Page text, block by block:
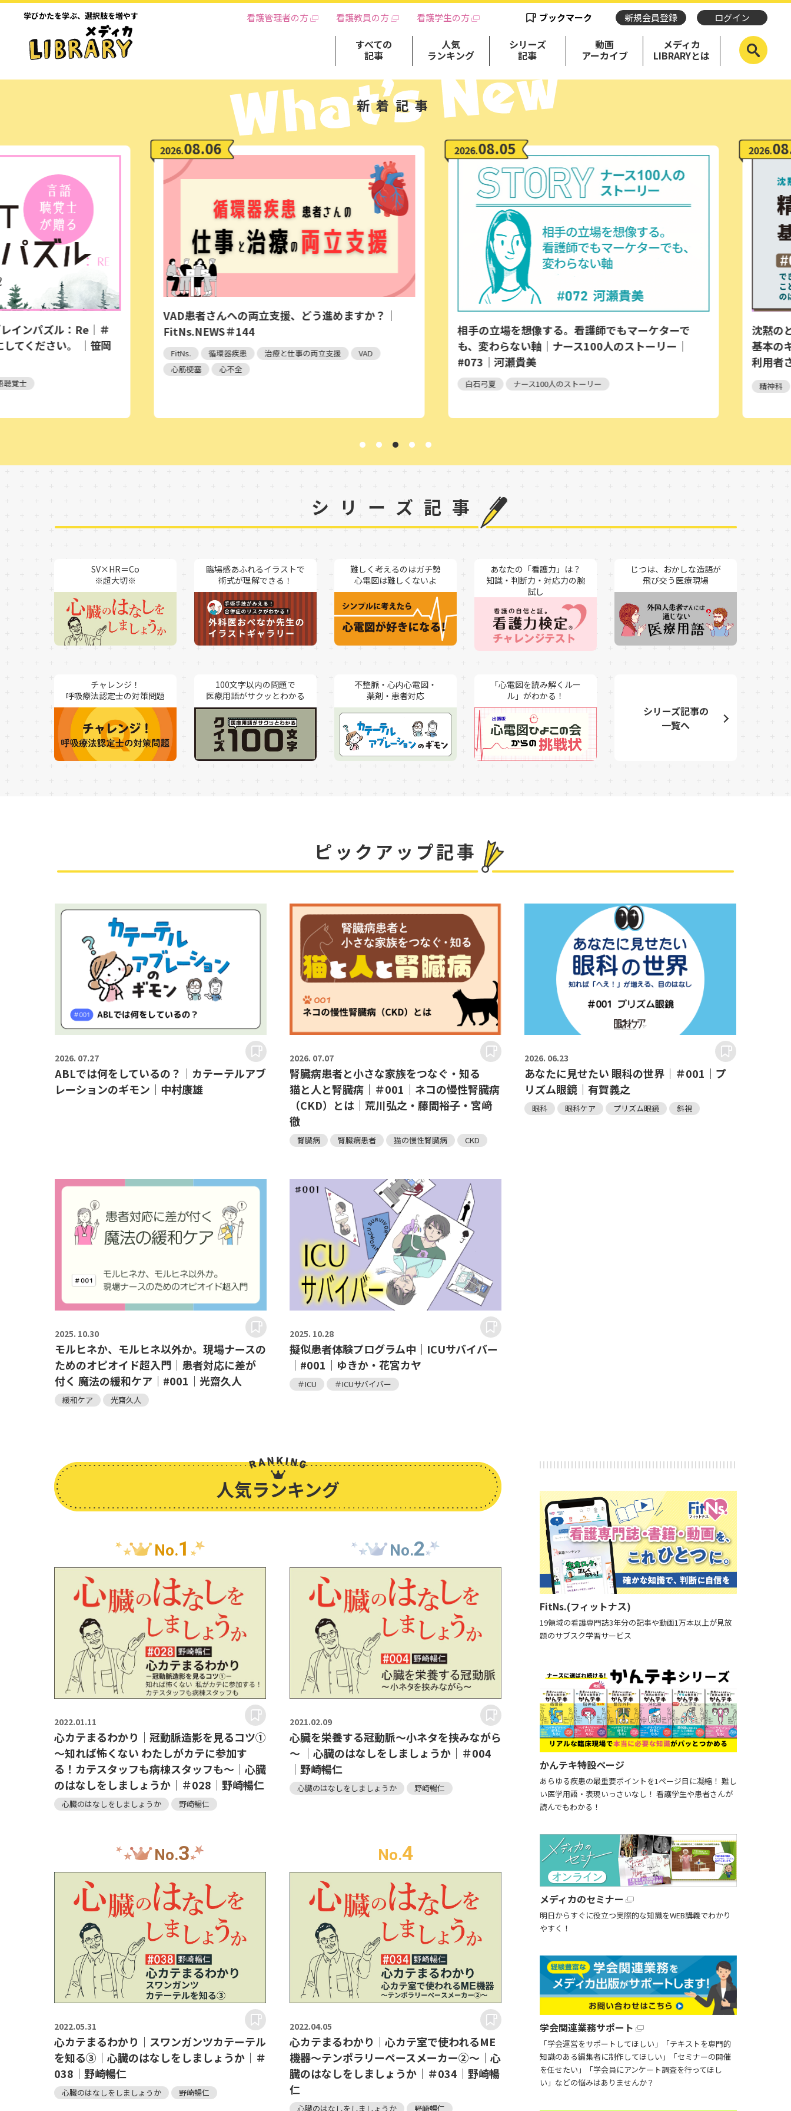
学びかたを学ぶ、 選択肢を増やす 看護管理者の方 看護教員の方 看護学生の方 ブックマーク 新規会員登録 ログイン
すべての
記事
人気
ランキング
シリーズ
記事
動画
アーカイブ
メディカ
LIBRARYとは
新着記事
ル：Re｜＃
さい。 ｜笹岡
2026. 08.06
VAD患者さんへの両立支援、どう進めますか？｜
FitNs.NEWS＃144
循環器疾患 治療と仕事の両立支援
VAD
心不全
2026. 08.05
相手の立場を想像する。看護師でもマーケターで
も、変わらない軸｜ナース100人のストーリー｜
#073｜河瀬貴美
ナース100人のストーリー
2026. 08.05
沈黙のとき、ど
基本のキホン
利用者さんが
護の場面で私
るということ
訪問看護
シリーズ記事
SV×HR＝Co
※超大切※
臨場感あふれるイラストで
術式が理解できる！
難しく考えるのはガチ勢
心電図は難しくないよ
あなたの「看護力」は？
知識・判断力・対応力の腕
試し
じつは、おかしな造語が
飛び交う医療現場
チャレンジ！
呼吸療法認定士の対策問題
100文字以内の問題で
不整脈・心内心電図・
薬剤・患者対応
「心電図を読み解くルー
ル」がわかる！
シリーズ記事の
一覧へ
ピックアップ記事
2026. 07.27
ABLでは何をしているの？｜カテーテルアブ
レーションのギモン｜中村康雄
2026. 07.07
腎臓病患者と小さな家族をつなぐ・知る
猫と人と腎臓病｜＃001｜ネコの慢性腎臓病
（CKD）とは｜荒川弘之・藤間裕子・宮﨑
徹
腎臓病 腎臓病患者 猫の慢性腎臓病 CKD
2026. 06.23
あなたに見せたい 眼科の世界｜＃001｜プ
リズム眼鏡｜有賀義之
眼科 眼科ケア プリズム眼鏡 斜視
2025. 10.30
モルヒネか、モルヒネ以外か。現場ナースの
ためのオピオイド超入門｜患者対応に差が
付く 魔法の緩和ケア｜#001｜光齋久人
緩和ケア 光齋久人
2025. 10.28
擬似患者体験プログラム中｜ICUサバイバー
｜#001｜ゆきか・花宮カヤ
＃ICU ＃ICUサバイバー
人気ランキング
No.1
2022.01.11
心カテまるわかり｜冠動脈造影を見るコツ①
～知れば怖くない わたしがカテに参加す
る！カテスタッフも病棟スタッフも～｜心臓
のはなしをしましょうか｜＃028｜野崎暢仁
心臓のはなしをしましょうか 野崎暢仁
No.2
2021.02.09
心臓を栄養する冠動脈～小ネタを挟みながら
～ ｜心臓のはなしをしましょうか｜＃004
｜野崎暢仁
心臓のはなしをしましょうか 野崎暢仁
No.3
2022.05.31
心カテまるわかり｜スワンガンツカテーテル
を知る③｜心臓のはなしをしましょうか｜＃
038｜野崎暢仁
心臓のはなしをしましょうか 野崎暢仁
No.4
2022.04.05
心カテまるわかり｜心カテ室で使われるME
機器～テンポラリーペースメーカー②～｜心
臓のはなしをしましょうか｜＃034｜野崎暢
仁
心臓のはなしをしましょうか 野崎暢仁
FitNs.(フィットナス)
19領域の看護専門誌3年分の記事や動画1万本以上が見放
題のサブスク学習サービス
かんテキ特設ページ
あらゆる疾患の最重要ポイントを1ページ目に凝縮！ 難し
い医学用語・表現いっさいなし！ 看護学生や患者さんが
読んでもわかる！
メディカのセミナー
明日からすぐに役立つ実際的な知識をWEB講義でわかり
やすく！
学会関連業務サポート
「学会運営をサポートしてほしい」「テキストを専門的
知識のある編集者に制作してほしい」「セミナーの開催
を任せたい」「学会員にアンケート調査を行ってほし
い」などの悩みはありませんか？